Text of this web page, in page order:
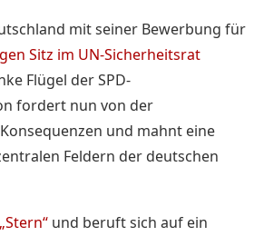
mit seiner Bewerbung für
Sitz im UN-Sicherheitsrat
Flügel der SPD-
fordert nun von der
und mahnt eine
Feldern der deutschen
„Stern“ und beruft sich auf ein